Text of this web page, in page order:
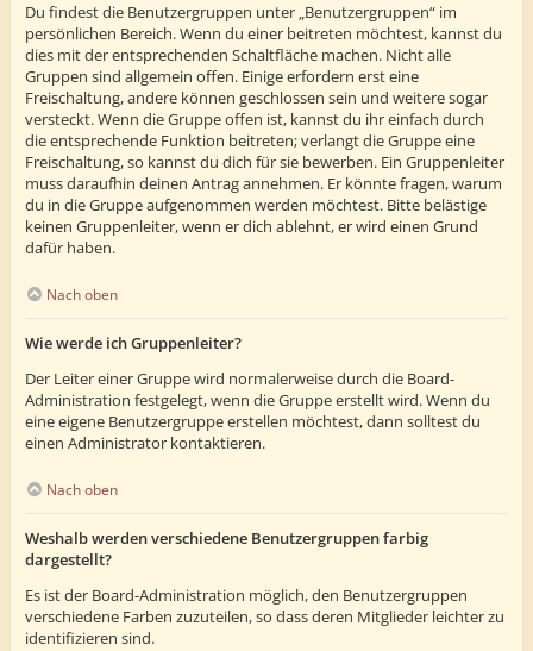
Du findest die Benutzergruppen unter „Benutzergruppen“ im
persönlichen Bereich. Wenn du einer beitreten möchtest, kannst du
dies mit der entsprechenden Schaltfläche machen. Nicht alle
Gruppen sind allgemein offen. Einige erfordern erst eine
Freischaltung, andere können geschlossen sein und weitere sogar
versteckt. Wenn die Gruppe offen ist, kannst du ihr einfach durch
die entsprechende Funktion beitreten; verlangt die Gruppe eine
Freischaltung, so kannst du dich für sie bewerben. Ein Gruppenleiter
muss daraufhin deinen Antrag annehmen. Er könnte fragen, warum
du in die Gruppe aufgenommen werden möchtest. Bitte belästige
keinen Gruppenleiter, wenn er dich ablehnt, er wird einen Grund
dafür haben.
Nach oben
Wie werde ich Gruppenleiter?
Der Leiter einer Gruppe wird normalerweise durch die Board-
Administration festgelegt, wenn die Gruppe erstellt wird. Wenn du
eine eigene Benutzergruppe erstellen möchtest, dann solltest du
einen Administrator kontaktieren.
Nach oben
Weshalb werden verschiedene Benutzergruppen farbig
dargestellt?
Es ist der Board-Administration möglich, den Benutzergruppen
verschiedene Farben zuzuteilen, so dass deren Mitglieder leichter zu
identifizieren sind.